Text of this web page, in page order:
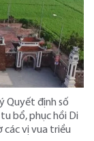
Quyết định số
bổ, phục hồi Di
các vị vua triều